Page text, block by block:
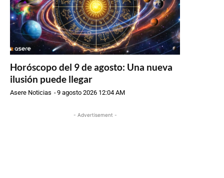
Horóscopo del 9 de agosto: Una nueva
ilusión puede llegar
Asere Noticias -9 agosto 2026 12:04 AM
- Advertisement -